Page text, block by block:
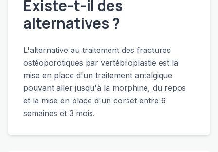
Existe-t-il des
alternatives ?
L'alternative au traitement des fractures
ostéoporotiques par vertébroplastie est la
mise en place d'un traitement antalgique
pouvant aller jusqu'à la morphine, du repos
et la mise en place d'un corset entre 6
semaines et 3 mois.